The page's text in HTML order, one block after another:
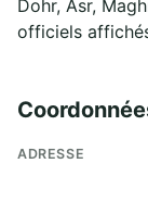
Dohr, Asr,
officiels
ADRESSE